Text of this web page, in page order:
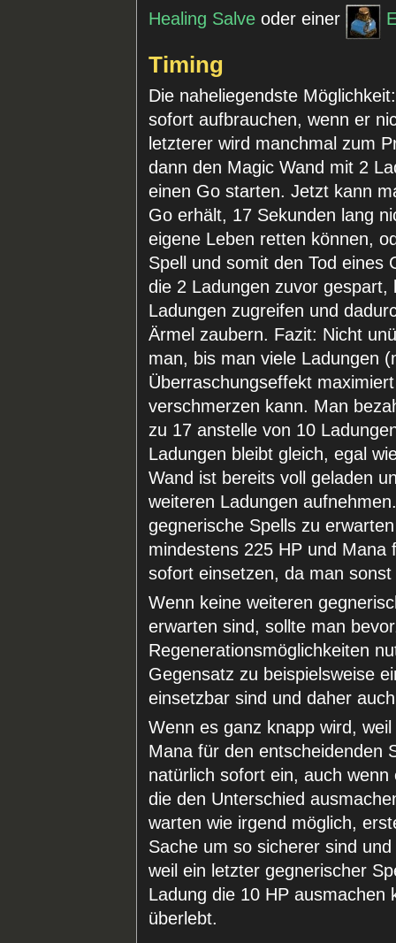
Healing Salve oder einer
Timing
Die naheliegendste
sofort aufbrauchen, wenn er
letzterer wird manchmal zum
dann den Magic Wand mit 2
einen Go starten. Jetzt kann
Go erhält, 17 Sekunden lang
eigene Leben retten können,
Spell und somit den Tod eines
die 2 Ladungen zuvor
Ladungen zugreifen und
Ärmel zaubern. Fazit: Nicht
man, bis man viele Ladungen
Überraschungseffekt
verschmerzen kann. Man
zu 17 anstelle von 10
Ladungen bleibt gleich, egal
Wand ist bereits voll geladen
weiteren Ladungen
gegnerische Spells zu
mindestens 225 HP und Mana
sofort einsetzen, da man
Wenn keine weiteren
erwarten sind, sollte man
Regenerationsmöglichkeiten
Gegensatz zu beispielsweise
einsetzbar sind und daher
Wenn es ganz knapp wird,
Mana für den entscheidenden
natürlich sofort ein, auch
die den Unterschied
warten wie irgend möglich,
Sache um so sicherer sind
weil ein letzter gegnerischer
Ladung die 10 HP ausmachen
überlebt.